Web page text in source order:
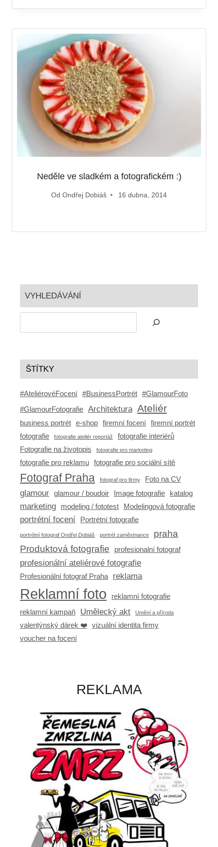
Neděle ve sladkém a fotografickém :)
Od Ondřej Dobiáš 16 dubna, 2014
VYHLEDÁVÁNÍ
ŠTÍTKY
#AteliérovéFocení #BusinessPortrét
#GlamourFoto
#GlamourFotografie
Architektura Ateliér
business portrét e-shop firemní focení
firemní portrét
fotografie
fotografie ateliér reportáž
fotografie interiérů
Fotografie na životopis
fotografie pro marketing
fotografie pro reklamu fotografie pro sociální sítě
Fotograf Praha fotograf pro firmy Foto na CV
glamour glamour / boudoir Image fotografie katalog
marketing modeling / fototest Modelingová fotografie
portrétní focení Portrétní fotografie
portrétní fotograf Ondřej Dobiáš portrét zaměstnance
praha
Produktová fotografie
profesionalní fotograf
profesionální ateliérové fotografie
Profesionální fotograf Praha reklama
Reklamní foto
reklamní fotografie
reklamní kampaň
Umělecký akt Umění a příroda
valentýnský dárek ❤️
vizuální identita firmy
voucher na focení
REKLAMA